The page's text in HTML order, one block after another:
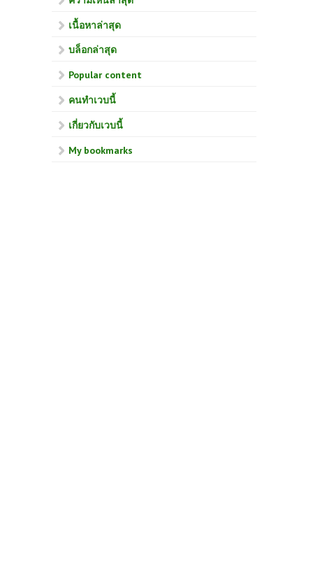
เนื้อหาล่าสุด
บล็อกล่าสุด
Popular content
คนทำเวบนี้
เกี่ยวกับเวบนี้
My bookmarks